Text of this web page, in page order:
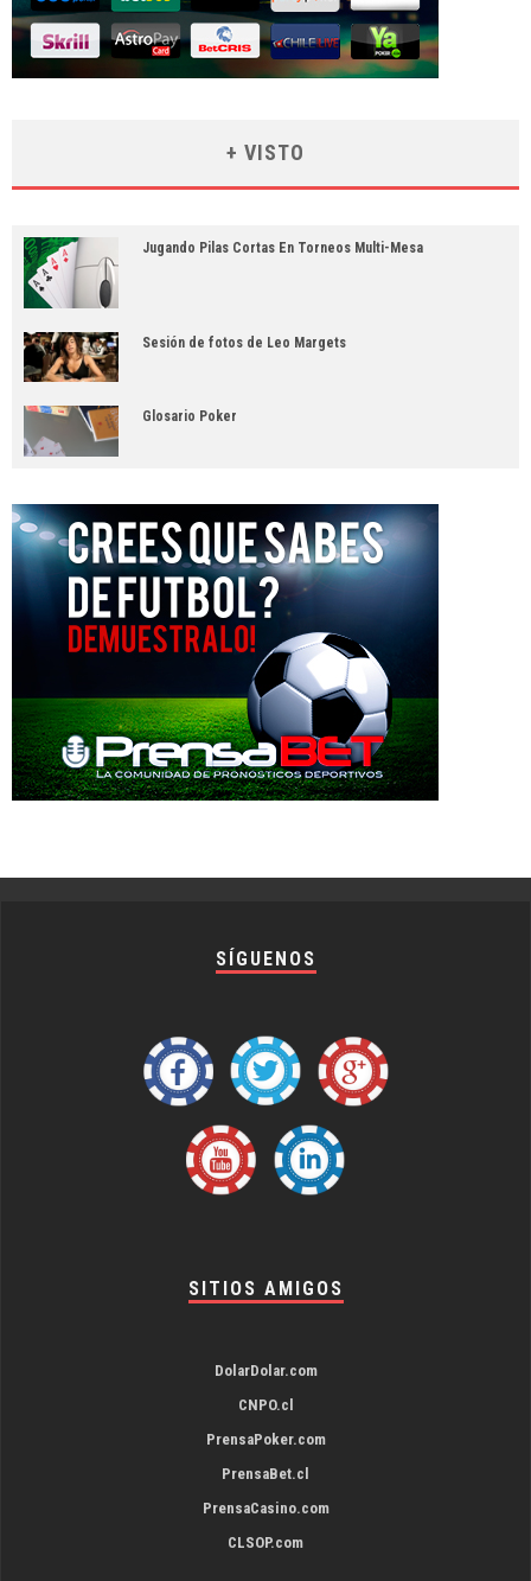
+ VISTO
Jugando Pilas Cortas En Torneos Multi-Mesa
Sesión de fotos de Leo Margets
Glosario Poker
SÍGUENOS
SITIOS AMIGOS
DolarDolar.com
CNPO.cl
PrensaPoker.com
PrensaBet.cl
PrensaCasino.com
CLSOP.com